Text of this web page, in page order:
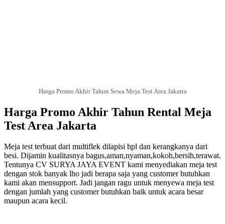
Harga Promo Akhir Tahun Sewa Meja Test Area Jakarta
Harga Promo Akhir Tahun Rental Meja
Test Area Jakarta
Meja test terbuat dari multiflek dilapisi hpl dan kerangkanya dari
besi. Dijamin kualitasnya bagus,aman,nyaman,kokoh,bersih,terawat.
Tentunya CV SURYA JAYA EVENT kami menyediakan meja test
dengan stok banyak lho jadi berapa saja yang customer butuhkan
kami akan mensupport. Jadi jangan ragu untuk menyewa meja test
dengan jumlah yang customer butuhkan baik untuk acara besar
maupun acara kecil.